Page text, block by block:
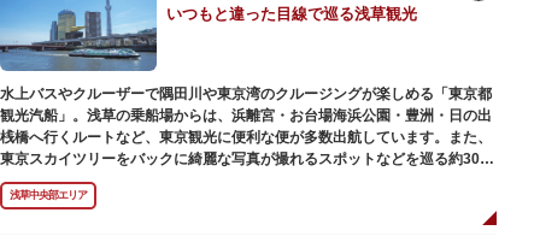
動物園としても知られるようになりました。戦後は遊園地として再開し、温
かさと懐かしさを併せ持つレトロなアトラクションや雰囲気で人気のスポッ
トとなっています。幼児（0歳～4歳）は入園とのりもの料が無料で、年齢や
身長制限の無いアトラクションもあり、子どもの遊園地デビューにもぴった
りです。
いつもと違った目線で巡る浅草観光
水上バスやクルーザーで隅田川や東京湾のクルージングが楽しめる「東京都
観光汽船」。浅草の乗船場からは、浜離宮・お台場海浜公園・豊洲・日の出
桟橋へ行くルートなど、東京観光に便利な便が多数出航しています。また、
東京スカイツリーをバックに綺麗な写真が撮れるスポットなどを巡る約30分
の「浅草周遊コース」も。初日の出やお花見、隅田川花火大会、クリスマス
などのイベント時は、いつもと違う目線から東京の景色を堪能できるイベン
浅草中央部エリア